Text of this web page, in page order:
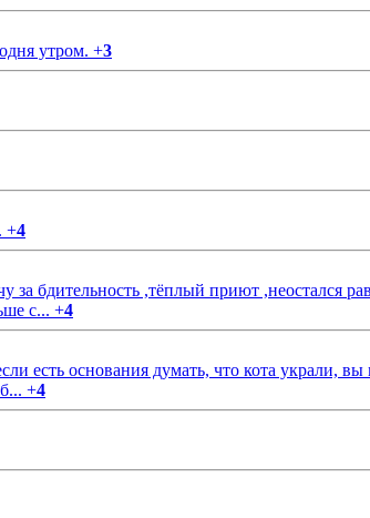
утром. +3
+4
бдительность ,тёплый приют ,неостался
с... +4
основания думать, что кота украли,
+4